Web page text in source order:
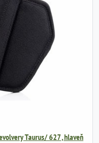
Taurus/ 627 , hlaveň